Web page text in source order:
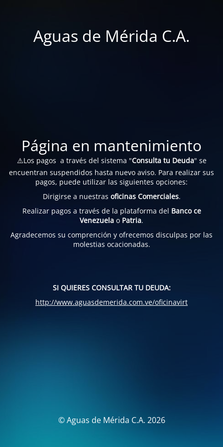
Aguas de Mérida C.A.
Página en mantenimiento
⚠️Los pagos a través del sistema "Consulta tu Deuda" se
encuentran suspendidos hasta nuevo aviso. Para realizar sus
pagos, puede utilizar las siguientes opciones:
Dirigirse a nuestras oficinas Comerciales.
Realizar pagos a través de la plataforma del Banco ce
Venezuela o Patria.
Agradecemos su comprención y ofrecemos disculpas por las
molestias ocacionadas.
SI QUIERES CONSULTAR TU DEUDA:
http://www.aguasdemerida.com.ve/oficinavirt
© Aguas de Mérida C.A. 2026